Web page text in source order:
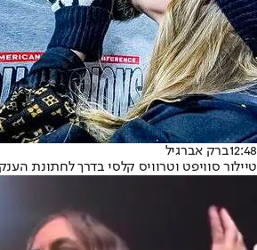
12:48ברק אברגיל
טיילור סוויפט וטרוויס קלסי בדרך לחתונת